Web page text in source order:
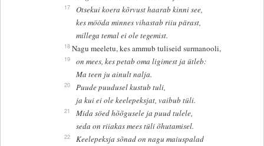
17
Otsekui koera kõrvust haarab kinni see,
kes mööda minnes vihastab riiu pärast,
millega temal ei ole tegemist.
18 Nagu meeletu, kes ammub tuliseid surmanooli,
19
on mees, kes petab oma ligimest ja ütleb:
Ma teen ju ainult nalja.
20
Puude puudusel kustub tuli,
ja kui ei ole keelepeksjat, vaibub tüli.
21
Mida söed hõõgusele ja puud tulele,
seda on riiakas mees tüli õhutamisel.
22
Keelepeksja sõnad on nagu maiuspalad